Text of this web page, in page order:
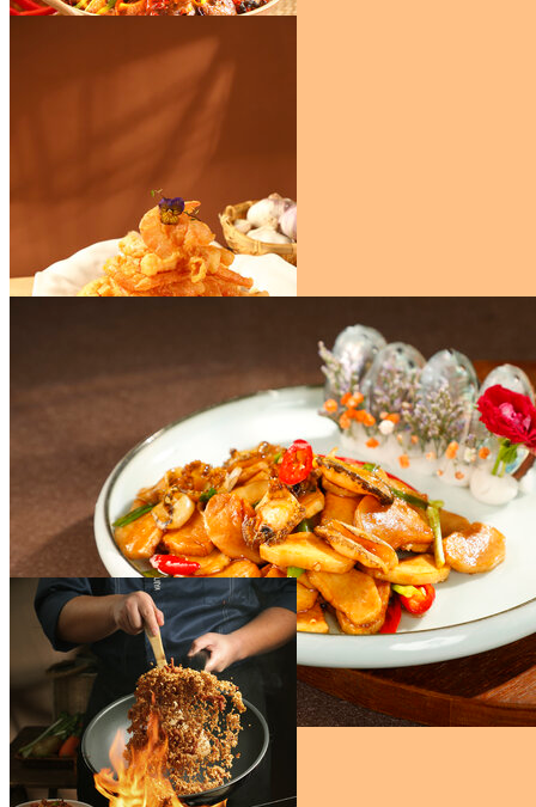
￥59
杏鲍菇炒鲍鱼片￥59